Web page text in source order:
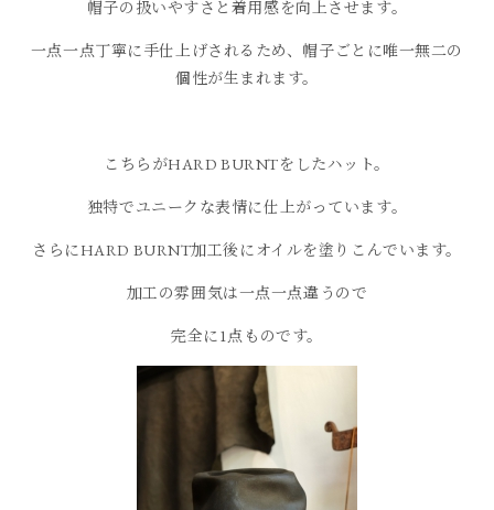
帽子の扱いやすさと着用感を向上させます。
一点一点丁寧に手仕上げされるため、帽子ごとに唯一無二の
個性が生まれます。
こちらがHARD BURNTをしたハット。
独特でユニークな表情に仕上がっています。
さらにHARD BURNT加工後にオイルを塗りこんでいます。
加工の雰囲気は一点一点違うので
完全に1点ものです。